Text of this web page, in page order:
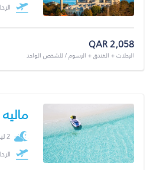
QAR 2,058
الرحلات + الفندق + الرسوم / للشخص الواحد
ماليه
2 ليال